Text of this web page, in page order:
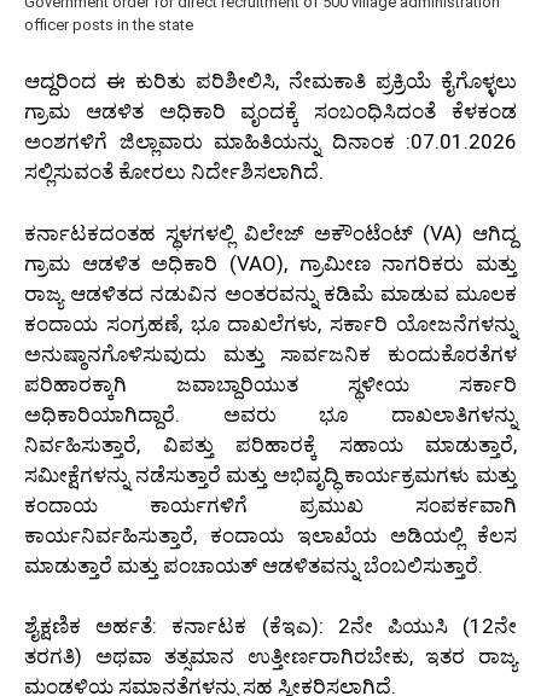
officer posts in the state
ಆದ್ದರಿಂದ ಈ ಕುರಿತು ಪರಿಶೀಲಿಸಿ, ನೇಮಕಾತಿ ಪ್ರಕ್ರಿಯೆ ಕೈಗೊಳ್ಳಲು
ಗ್ರಾಮ ಆಡಳಿತ ಅಧಿಕಾರಿ ವೃಂದಕ್ಕೆ ಸಂಬಂಧಿಸಿದಂತೆ ಕೆಳಕಂಡ
ಅಂಶಗಳಿಗೆ ಜಿಲ್ಲಾವಾರು ಮಾಹಿತಿಯನ್ನು ದಿನಾಂಕ :07.01.2026
ಸಲ್ಲಿಸುವಂತೆ ಕೋರಲು ನಿರ್ದೇಶಿಸಲಾಗಿದೆ.
ಕರ್ನಾಟಕದಂತಹ ಸ್ಥಳಗಳಲ್ಲಿ ವಿಲೇಜ್ ಅಕೌಂಟೆಂಟ್ (VA) ಆಗಿದ್ದ
ಗ್ರಾಮ ಆಡಳಿತ ಅಧಿಕಾರಿ (VAO), ಗ್ರಾಮೀಣ ನಾಗರಿಕರು ಮತ್ತು
ರಾಜ್ಯ ಆಡಳಿತದ ನಡುವಿನ ಅಂತರವನ್ನು ಕಡಿಮೆ ಮಾಡುವ ಮೂಲಕ
ಕಂದಾಯ ಸಂಗ್ರಹಣೆ, ಭೂ ದಾಖಲೆಗಳು, ಸರ್ಕಾರಿ ಯೋಜನೆಗಳನ್ನು
ಅನುಷ್ಠಾನಗೊಳಿಸುವುದು ಮತ್ತು ಸಾರ್ವಜನಿಕ ಕುಂದುಕೊರತೆಗಳ
ಪರಿಹಾರಕ್ಕಾಗಿ ಜವಾಬ್ದಾರಿಯುತ ಸ್ಥಳೀಯ ಸರ್ಕಾರಿ
ಅಧಿಕಾರಿಯಾಗಿದ್ದಾರೆ. ಅವರು ಭೂ ದಾಖಲಾತಿಗಳನ್ನು
ನಿರ್ವಹಿಸುತ್ತಾರೆ, ವಿಪತ್ತು ಪರಿಹಾರಕ್ಕೆ ಸಹಾಯ ಮಾಡುತ್ತಾರೆ,
ಸಮೀಕ್ಷೆಗಳನ್ನು ನಡೆಸುತ್ತಾರೆ ಮತ್ತು ಅಭಿವೃದ್ಧಿ ಕಾರ್ಯಕ್ರಮಗಳು ಮತ್ತು
ಕಂದಾಯ ಕಾರ್ಯಗಳಿಗೆ ಪ್ರಮುಖ ಸಂಪರ್ಕವಾಗಿ
ಕಾರ್ಯನಿರ್ವಹಿಸುತ್ತಾರೆ, ಕಂದಾಯ ಇಲಾಖೆಯ ಅಡಿಯಲ್ಲಿ ಕೆಲಸ
ಮಾಡುತ್ತಾರೆ ಮತ್ತು ಪಂಚಾಯತ್ ಆಡಳಿತವನ್ನು ಬೆಂಬಲಿಸುತ್ತಾರೆ.
ಶೈಕ್ಷಣಿಕ ಅರ್ಹತೆ: ಕರ್ನಾಟಕ (ಕೆಇಎ): 2ನೇ ಪಿಯುಸಿ (12ನೇ
ತರಗತಿ) ಅಥವಾ ತತ್ಸಮಾನ ಉತ್ತೀರ್ಣರಾಗಿರಬೇಕು, ಇತರ ರಾಜ್ಯ
ಮಂಡಳಿಯ ಸಮಾನತೆಗಳನ್ನು ಸಹ ಸ್ವೀಕರಿಸಲಾಗಿದೆ.